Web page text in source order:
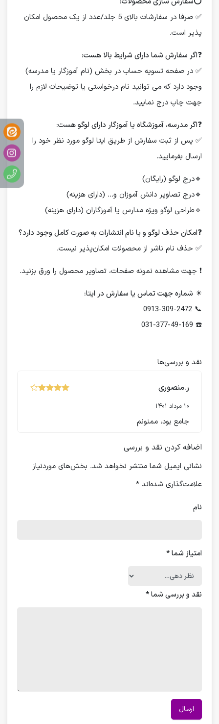
✅ صرفا در سفارشات بالای 5 جلد/عدد از یک محصول امکان
پذیر است.
❓اگر سفارش شما دارای شرایط بالا هست:
✅ در صفحه تسویه حساب در بخش (نام آموزگار یا مدرسه)
وجود دارد که می توانید نام درخواستی یا توضیحات لازم را
جهت چاپ درج نمایید.
❓اگر مدرسه، آموزشگاه یا آموزگار دارای لوگو هست:
✅ پس از ثبت سفارش از طریق ایتا لوگو مورد نظر خود را
ارسال بفرمایید.
🔹درج لوگو (رایگان)
🔹درج تصاویر دانش آموزان و... (دارای هزینه)
🔹طراحی لوگو ویژه مدارس یا آموزگاران (دارای هزینه)
❓امکان حذف لوگو و یا نام انتشارات به صورت کامل وجود دارد؟
✅ حذف نام ناشر از محصولات امکان‌پذیر نیست.
❗️ جهت مشاهده نمونه صفحات، تصاویر محصول را ورق بزنید.
✴️ شماره جهت تماس یا سفارش در ایتا:
📞 0913-309-2472
☎️ 031-377-49-169
نقد و بررسی‌ها
ر.منصوری
10 مرداد 1401
جامع بود، ممنونم
اضافه کردن نقد و بررسی
نشانی ایمیل شما منتشر نخواهد شد. بخش‌های موردنیاز
علامت‌گذاری شده‌اند *
نام
امتیاز شما*
نقد و بررسی شما*